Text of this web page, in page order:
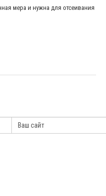
мера и нужна для отсеивания